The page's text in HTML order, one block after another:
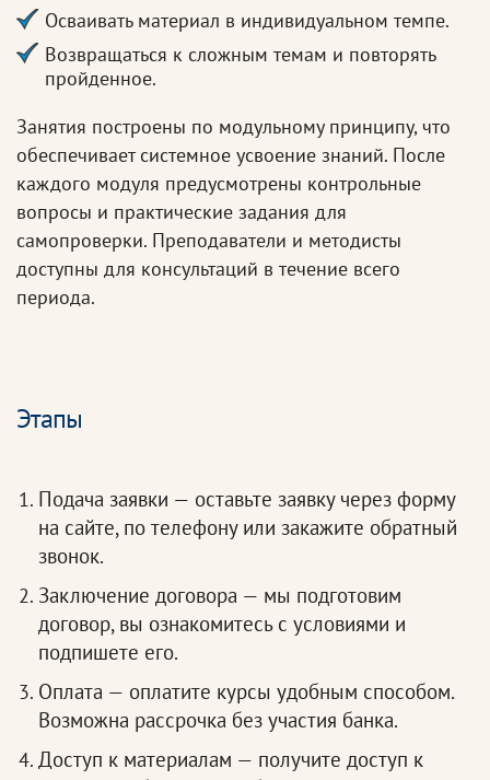
Осваивать материал в индивидуальном темпе.
Возвращаться к сложным темам и повторять
пройденное.
Занятия построены по модульному принципу, что
обеспечивает системное усвоение знаний. После
каждого модуля предусмотрены контрольные
вопросы и практические задания для
самопроверки. Преподаватели и методисты
доступны для консультаций в течение всего
периода.
Этапы
Подача заявки — оставьте заявку через форму
на сайте, по телефону или закажите обратный
звонок.
Заключение договора — мы подготовим
договор, вы ознакомитесь с условиями и
подпишете его.
Оплата — оплатите курсы удобным способом.
Возможна рассрочка без участия банка.
Доступ к материалам — получите доступ к